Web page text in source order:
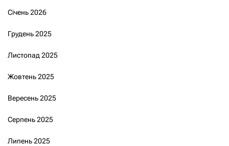
Січень 2026
Грудень 2025
Листопад 2025
Жовтень 2025
Вересень 2025
Серпень 2025
Липень 2025